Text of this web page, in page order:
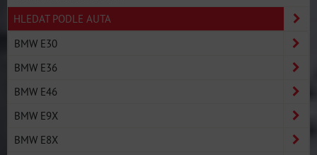
HLEDAT PODLE AUTA
BMW E30
BMW E36
BMW E46
BMW E9X
BMW E8X